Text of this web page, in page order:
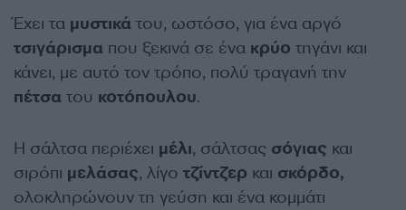
Έχει τα μυστικά του, ωστόσο, για ένα αργό
τσιγάρισμα που ξεκινά σε ένα κρύο τηγάνι και
κάνει, με αυτό τον τρόπο, πολύ τραγανή την
πέτσα του κοτόπουλου.
Η σάλτσα περιέχει μέλι, σάλτσας σόγιας και
σιρόπι μελάσας, λίγο τζίντζερ και σκόρδο,
ολοκληρώνουν τη γεύση και ένα κομμάτι